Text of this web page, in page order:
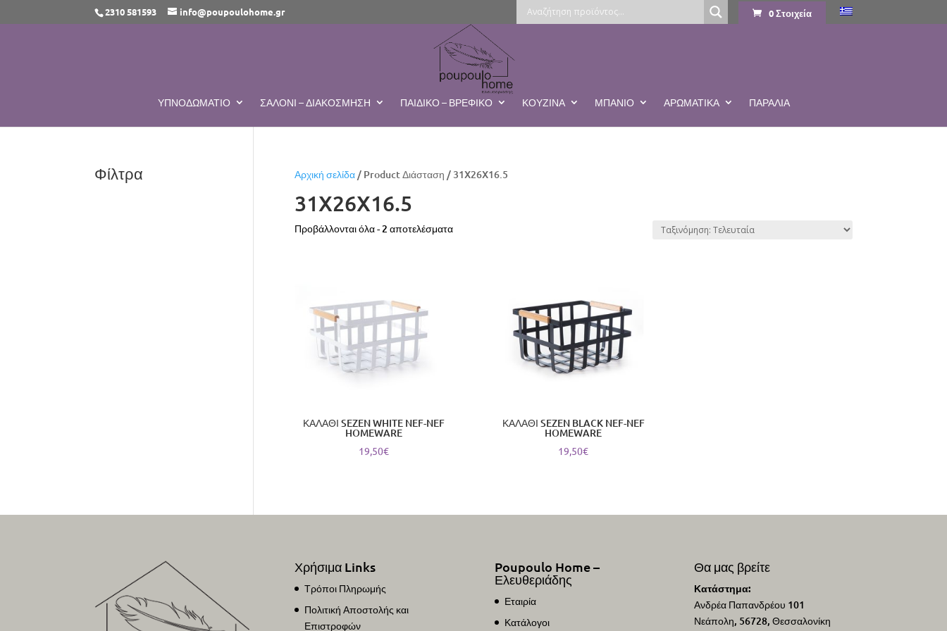
2310 581593 info@poupoulohome.gr 0 Στοιχεία
ΥΠΝΟΔΩΜΆΤΙΟ ΣΑΛΌΝΙ – ΔΙΑΚΌΣΜΗΣΗ ΠΑΙΔΙΚΌ – ΒΡΕΦΙΚΌ ΚΟΥΖΊΝΑ ΜΠΆΝΙΟ ΑΡΩΜΑΤΙΚΆ ΠΑΡΑΛΙΑ
Αρχική σελίδα/ Product Διάσταση / 31X26X16.5
31X26X16.5
Προβάλλονται όλα - 2 αποτελέσματαSorted
ΚΑΛΑΘΙ SEZEN WHITE NEF-NEF
HOMEWARE
19,50€
ΚΑΛΑΘΙ SEZEN BLACK NEF-NEF
HOMEWARE
19,50€
Φίλτρα
Χρήσιμα Links
Τρόποι Πληρωμής
Πολιτική Αποστολής και
Επιστροφών
Poupoulo Home –
Ελευθεριάδης
Εταιρία
Κατάλογοι
Θα μας βρείτε
Κατάστημα:
Ανδρέα Παπανδρέου 101
Νεάπολη, 56728, Θεσσαλονίκη